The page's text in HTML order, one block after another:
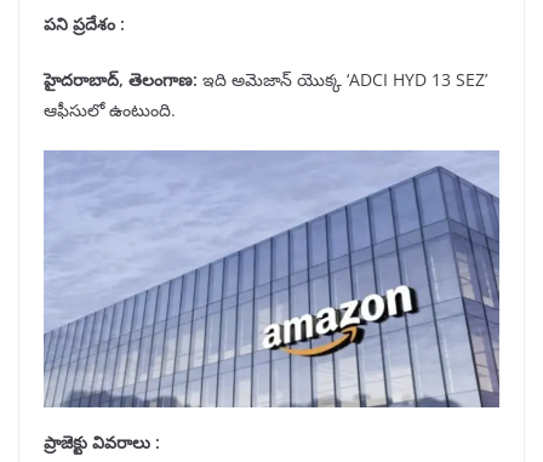
పని ప్రదేశం :
హైదరాబాద్, తెలంగాణ: ఇది అమెజాన్ యొక్క ‘ADCI HYD 13 SEZ’
ఆఫీసులో ఉంటుంది.
ప్రాజెక్టు వివరాలు :